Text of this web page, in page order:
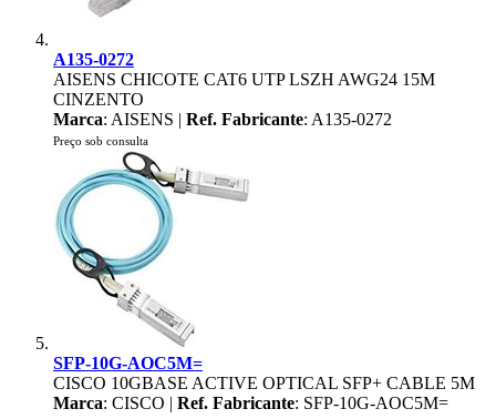
A135-0272
AISENS CHICOTE CAT6 UTP LSZH AWG24 15M
CINZENTO
Marca: AISENS | Ref. Fabricante: A135-0272
Preço sob consulta
SFP-10G-AOC5M=
CISCO 10GBASE ACTIVE OPTICAL SFP+ CABLE 5M
Marca: CISCO | Ref. Fabricante: SFP-10G-AOC5M=